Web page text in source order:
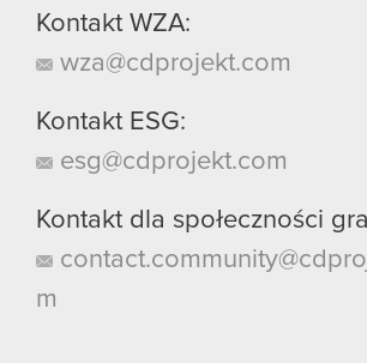
Kontakt WZA:
wza@cdprojekt.com
Kontakt ESG:
esg@cdprojekt.com
Kontakt dla społeczności
m